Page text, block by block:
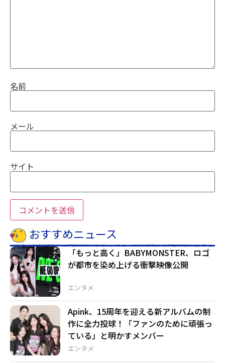
名前
メール
サイト
おすすめニュース
エンタメ
「もっと高く」BABYMONSTER、ロゴ
が都市を染め上げる衝撃映像公開
エンタメ
Apink、15周年を迎える新アルバムの制
作に全力投球！「ファンのために頑張っ
ている」と明かすメンバー